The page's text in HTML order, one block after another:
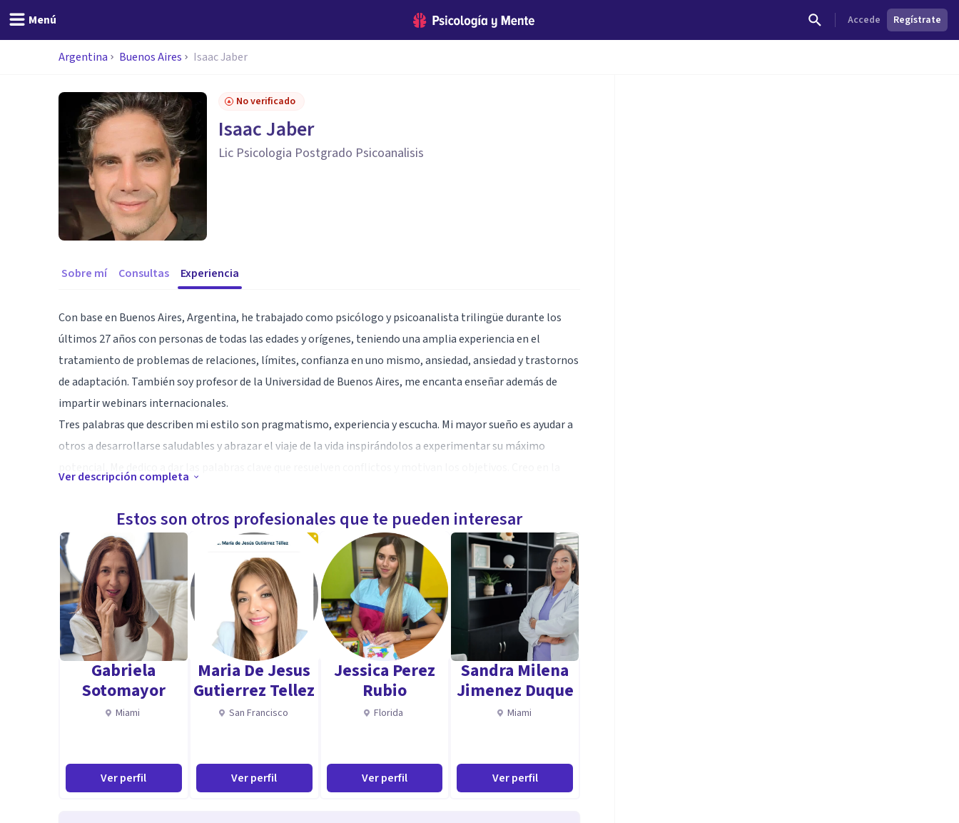
Menú Accede Regístrate
Argentina Buenos Aires Isaac Jaber
No verificado
Isaac Jaber
Lic Psicologia Postgrado Psicoanalisis
Sobre mí Consultas Experiencia
Con base en Buenos Aires, Argentina, he trabajado como psicólogo y psicoanalista trilingüe durante los
últimos 27 años con personas de todas las edades y orígenes, teniendo una amplia experiencia en el
tratamiento de problemas de relaciones, límites, confianza en uno mismo, ansiedad, ansiedad y trastornos
de adaptación. También soy profesor de la Universidad de Buenos Aires, me encanta enseñar además de
impartir webinars internacionales.
Tres palabras que describen mi estilo son pragmatismo, experiencia y escucha. Mi mayor sueño es ayudar a
otros a desarrollarse saludables y abrazar el viaje de la vida inspirándolos a experimentar su máximo
También creo que debemos amar nuestro destino, cambiar el destino”
Especialidad
Hola,
Tengo 28 años de experiencia clinica. Atiendo en español, ingles y portugues. Imparto webinars
internacionales para algunas empresas grandes de salud mental de USA. Profesor de la Universidad de
Buenos Aires. Miembro fundador de GrupoSHRINKS de wellness.
Aptitudes
Hola,
Tengo 28 años de experiencia clinica. Atiendo en español, ingles y portugues. Imparto webinars
Buenos Aires. Miembro fundador de GrupoSHRINKS de wellness.
Ver descripción completa
Estos son otros profesionales que te pueden interesar
Gabriela
Sotomayor
Miami
Ver perfil
Maria De Jesus
Gutierrez Tellez
San Francisco
Ver perfil
Jessica Perez
Rubio
Florida
Ver perfil
Sandra Milena
Jimenez Duque
Miami
Ver perfil